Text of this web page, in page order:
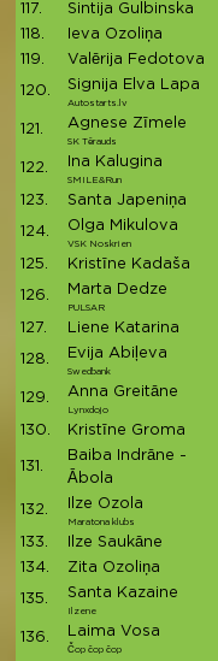
117. Sintija Gulbinska
118.
Ieva Ozoliņa
119.
Valērija Fedotova
120. Signija Elva Lapa
Autostarts.lv
121. Agnese Zīmele
SK Tērauds
122. Ina Kalugina
SMILE&Run
123. Santa Japeniņa
124. Olga Mikulova
VSK Noskrien
125. Kristīne Kadaša
126. Marta Dedze
PULSAR
127. Liene Katarina
128. Evija Abiļeva
Swedbank
129. Anna Greitāne
Lynxdojo
130. Kristīne Groma
131.
Baiba Indrāne -
Ābola
132. Ilze Ozola
Maratona klubs
133. Ilze Saukāne
134.
Zita Ozoliņa
135. Santa Kazaine
Ilzene
136. Laima Vosa
Čop čop čop